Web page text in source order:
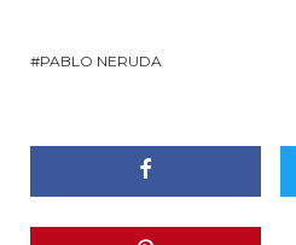
PABLO NERUDA